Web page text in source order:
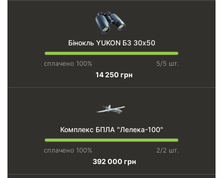
Бінокль YUKON БЗ 30х50
сплачено 100% 5/5 шт.
14 250 грн
Комплекс БПЛА "Лелека-100"
сплачено 100% 2/2 шт.
392 000 грн